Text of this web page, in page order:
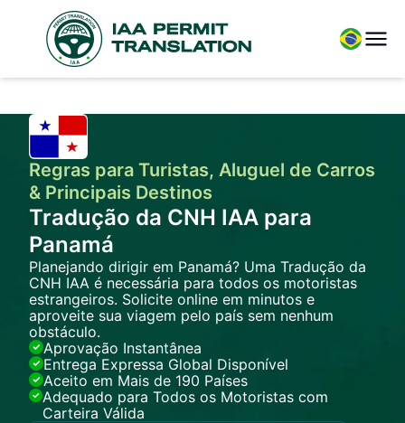
Regras para Turistas, Aluguel de Carros
& Principais Destinos
Tradução da CNH IAA para
Panamá
Planejando dirigir em Panamá? Uma Tradução da
CNH IAA é necessária para todos os motoristas
estrangeiros. Solicite online em minutos e
aproveite sua viagem pelo país sem nenhum
obstáculo.
Aprovação Instantânea
Entrega Expressa Global Disponível
Aceito em Mais de 190 Países
Adequado para Todos os Motoristas com
Carteira Válida